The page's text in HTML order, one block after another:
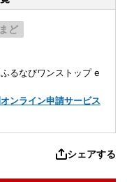
ど
るなびワンストップ e
ンライン申請サービス
シェアする